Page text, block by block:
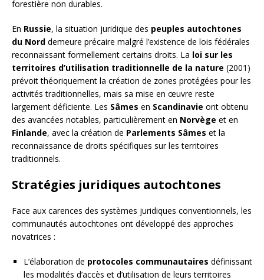
forestière non durables.
En Russie, la situation juridique des peuples autochtones
du Nord demeure précaire malgré l’existence de lois fédérales
reconnaissant formellement certains droits. La loi sur les
territoires d’utilisation traditionnelle de la nature (2001)
prévoit théoriquement la création de zones protégées pour les
activités traditionnelles, mais sa mise en œuvre reste
largement déficiente. Les Sâmes en Scandinavie ont obtenu
des avancées notables, particulièrement en Norvège et en
Finlande, avec la création de Parlements Sâmes et la
reconnaissance de droits spécifiques sur les territoires
traditionnels.
Stratégies juridiques autochtones
Face aux carences des systèmes juridiques conventionnels, les
communautés autochtones ont développé des approches
novatrices :
L’élaboration de protocoles communautaires définissant
les modalités d’accès et d’utilisation de leurs territoires